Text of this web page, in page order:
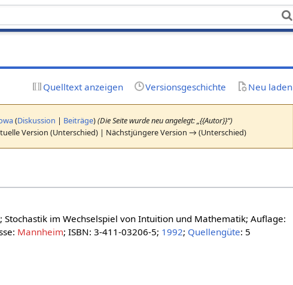
Quelltext anzeigen Versionsgeschichte Neu laden
(Diskussion | Beiträge)(Die Seite wurde neu angelegt: „{{Autor}}“)
Version (Unterschied) | Nächstjüngere Version → (Unterschied)
; Stochastik im Wechselspiel von Intuition und Mathematik; Auflage:
Mannheim; ISBN: 3-411-03206-5; 1992; Quellengüte: 5